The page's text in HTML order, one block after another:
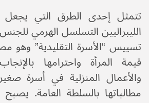
تتمثل إحدى الطرق التي يجعل
الليبراليين التسلسل الهرمي
تسييس “الأسرة التقليدية”
قيمة المرأة واحترامها
والأعمال المنزلية في أسرة
مطالباتها بالسلطة العامة.